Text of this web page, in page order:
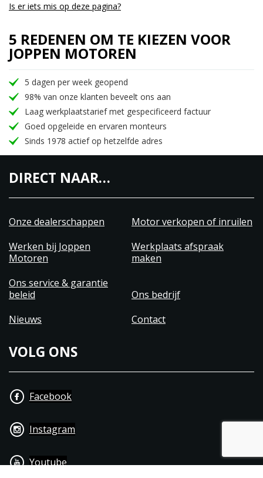
Is er iets mis op deze pagina?
5 REDENEN OM TE KIEZEN VOOR
JOPPEN MOTOREN
5 dagen per week geopend
98% van onze klanten beveelt ons aan
Laag werkplaatstarief met gespecificeerd factuur
Goed opgeleide en ervaren monteurs
Sinds 1978 actief op hetzelfde adres
DIRECT NAAR…
Onze dealerschappen
Motor verkopen of inruilen
Werken bij Joppen
Motoren
Werkplaats afspraak
maken
Ons service & garantie
beleid
Ons bedrijf
Nieuws
Contact
VOLG ONS
Facebook
Instagram
Youtube